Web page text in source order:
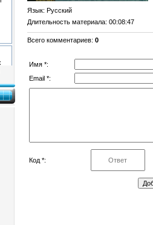
Язык: Русский
Длительность материала: 00:08:47
Всего комментариев: 0
Имя *:
Email *:
Код *: